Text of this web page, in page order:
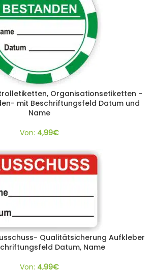
Organisationsetiketten -
mit Beschriftungsfeld Datum und
Name
Von: 4,99€
Qualitätsicherung Aufkleber
Datum, Name
Von: 4,99€